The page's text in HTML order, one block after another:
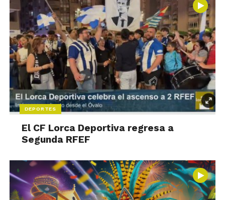
DEPORTES
El CF Lorca Deportiva regresa a
Segunda RFEF